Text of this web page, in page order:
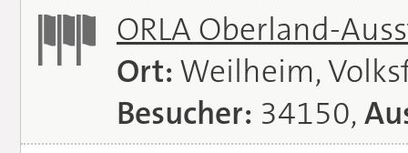
ORLA Oberland-
Ort: Weilheim,
Besucher: 34150,